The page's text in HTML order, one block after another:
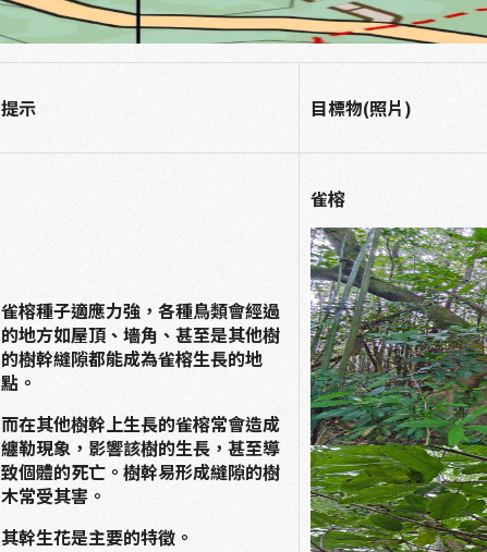
提示 目標物(照片)
雀榕種子適應力強，各種鳥類會經過
的地方如屋頂、墻角、甚至是其他樹
的樹幹縫隙都能成為雀榕生長的地
點。
而在其他樹幹上生長的雀榕常會造成
纏勒現象，影響該樹的生長，甚至導
致個體的死亡。樹幹易形成縫隙的樹
木常受其害。
其幹生花是主要的特徵。
雀榕